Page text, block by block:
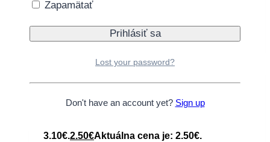
Sviečka „30“ farebná s bodkami 8cm
3.10€.2.50€Aktuálna cena je: 2.50€.
Zapamätať
Lost your password?
Don't have an account yet? Sign up